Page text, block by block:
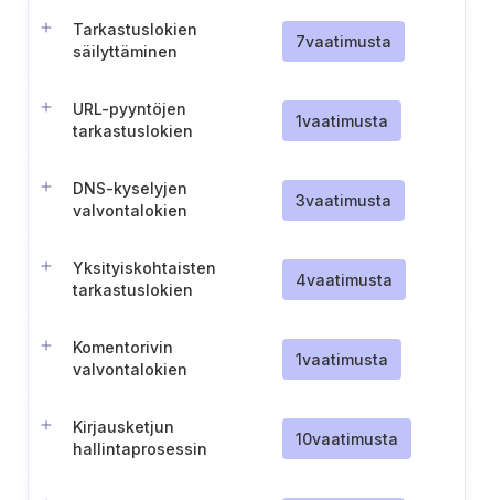
Tarkastuslokien
säilyttäminen
7vaatimusta
URL-pyyntöjen
tarkastuslokien
1vaatimusta
DNS-kyselyjen
valvontalokien
3vaatimusta
Yksityiskohtaisten
tarkastuslokien
4vaatimusta
Komentorivin
valvontalokien
1vaatimusta
Kirjausketjun
hallintaprosessin
10vaatimusta